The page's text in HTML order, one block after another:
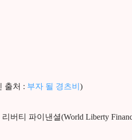
출처 : 부자 될 경츠비 )
리버티 파이낸셜(World Liberty